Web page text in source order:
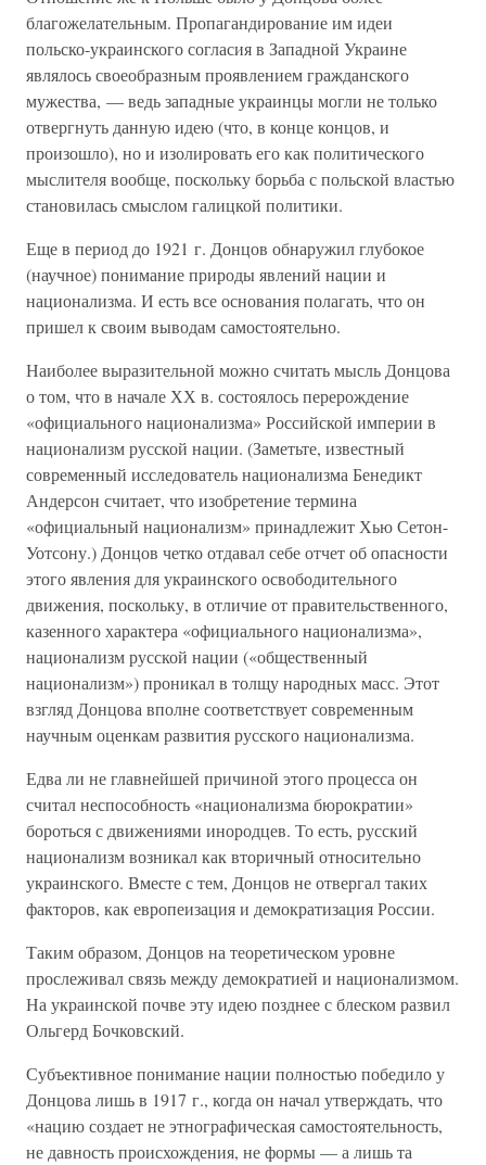
благожелательным. Пропагандирование им идеи
польско-украинского согласия в Западной Украине
являлось своеобразным проявлением гражданского
мужества, — ведь западные украинцы могли не только
отвергнуть данную идею (что, в конце концов, и
произошло), но и изолировать его как политического
мыслителя вообще, поскольку борьба с польской властью
становилась смыслом галицкой политики.
Еще в период до 1921 г. Донцов обнаружил глубокое
(научное) понимание природы явлений нации и
национализма. И есть все основания полагать, что он
пришел к своим выводам самостоятельно.
Наиболее выразительной можно считать мысль Донцова
о том, что в начале ХХ в. состоялось перерождение
«официального национализма» Российской империи в
национализм русской нации. (Заметьте, известный
современный исследователь национализма Бенедикт
Андерсон считает, что изобретение термина
«официальный национализм» принадлежит Хью Сетон-
Уотсону.) Донцов четко отдавал себе отчет об опасности
этого явления для украинского освободительного
движения, поскольку, в отличие от правительственного,
казенного характера «официального национализма»,
национализм русской нации («общественный
национализм») проникал в толщу народных масс. Этот
взгляд Донцова вполне соответствует современным
научным оценкам развития русского национализма.
Едва ли не главнейшей причиной этого процесса он
считал неспособность «национализма бюрократии»
бороться с движениями инородцев. То есть, русский
национализм возникал как вторичный относительно
украинского. Вместе с тем, Донцов не отвергал таких
факторов, как европеизация и демократизация России.
Таким образом, Донцов на теоретическом уровне
прослеживал связь между демократией и национализмом.
На украинской почве эту идею позднее с блеском развил
Ольгерд Бочковский.
Субъективное понимание нации полностью победило у
Донцова лишь в 1917 г., когда он начал утверждать, что
«нацию создает не этнографическая самостоятельность,
не давность происхождения, не формы — а лишь та